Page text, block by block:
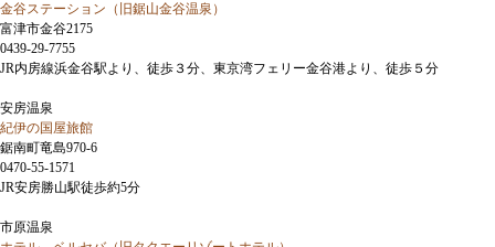
金谷ステーション（旧鋸山金谷温泉）
富津市金谷2175
0439-29-7755
JR内房線浜金谷駅より、徒歩３分、東京湾フェリー金谷港より、徒歩５分
安房温泉
紀伊の国屋旅館
鋸南町竜島970-6
0470-55-1571
JR安房勝山駅徒歩約5分
市原温泉